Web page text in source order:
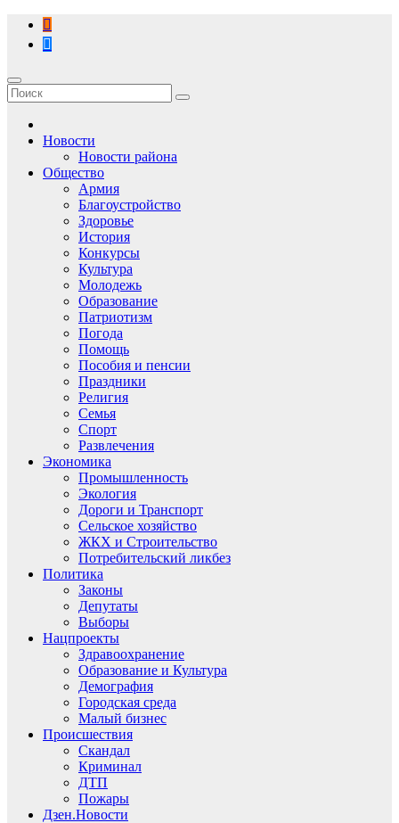
Перейти
содержимому
Новости
Новости района
Общество
Армия
Благоустройство
Здоровье
История
Конкурсы
Культура
Молодежь
Образование
Патриотизм
Погода
Помощь
Пособия и пенсии
Праздники
Религия
Семья
Спорт
Развлечения
Экономика
Промышленность
Экология
Дороги и Транспорт
Сельское хозяйство
ЖКХ и Строительство
Потребительский ликбез
Политика
Законы
Депутаты
Выборы
Нацпроекты
Здравоохранение
Образование и Культура
Демография
Городская среда
Малый бизнес
Происшествия
Скандал
Криминал
ДТП
Пожары
Дзен.Новости